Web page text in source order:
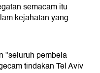
semacam itu
kejahatan yang
"seluruh pembela
tindakan Tel Aviv